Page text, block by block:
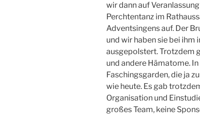
wir dann auf
Perchtentanz im
Adventsingens auf. Der
und wir haben sie bei
ausgepolstert. Trotzdem
und andere Hämatome.
Faschingsgarden, die ja
wie heute. Es gab
Organisation und
großes Team, keine